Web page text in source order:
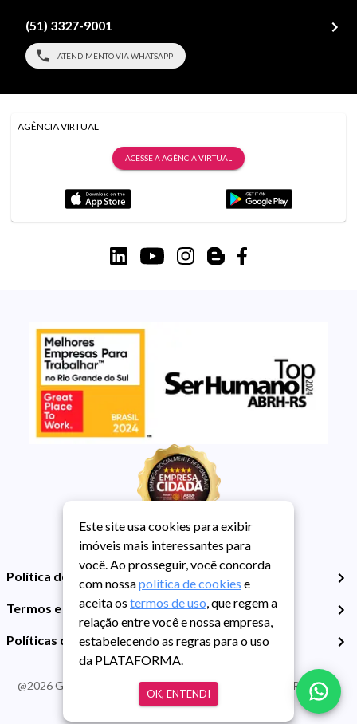
(51) 3327-9001
ATENDIMENTO VIA WHATSAPP
AGÊNCIA VIRTUAL
ACESSE A AGÊNCIA VIRTUAL
Política de Privacidade
Termos e Condições de Uso
Políticas de Cookies
@2026Guarida Imóvel. Todos os direitos reservados. CRECI RS -
413J | CNPJ Guarida: 89.398.606/0001-30
Este site usa cookies para exibir
imóveis mais interessantes para
você. Ao prosseguir, você concorda
com nossapolítica de cookies e
aceita os termos de uso, que regem a
relação entre você e nossa empresa,
estabelecendo as regras para o uso
da PLATAFORMA.
OK, ENTENDI